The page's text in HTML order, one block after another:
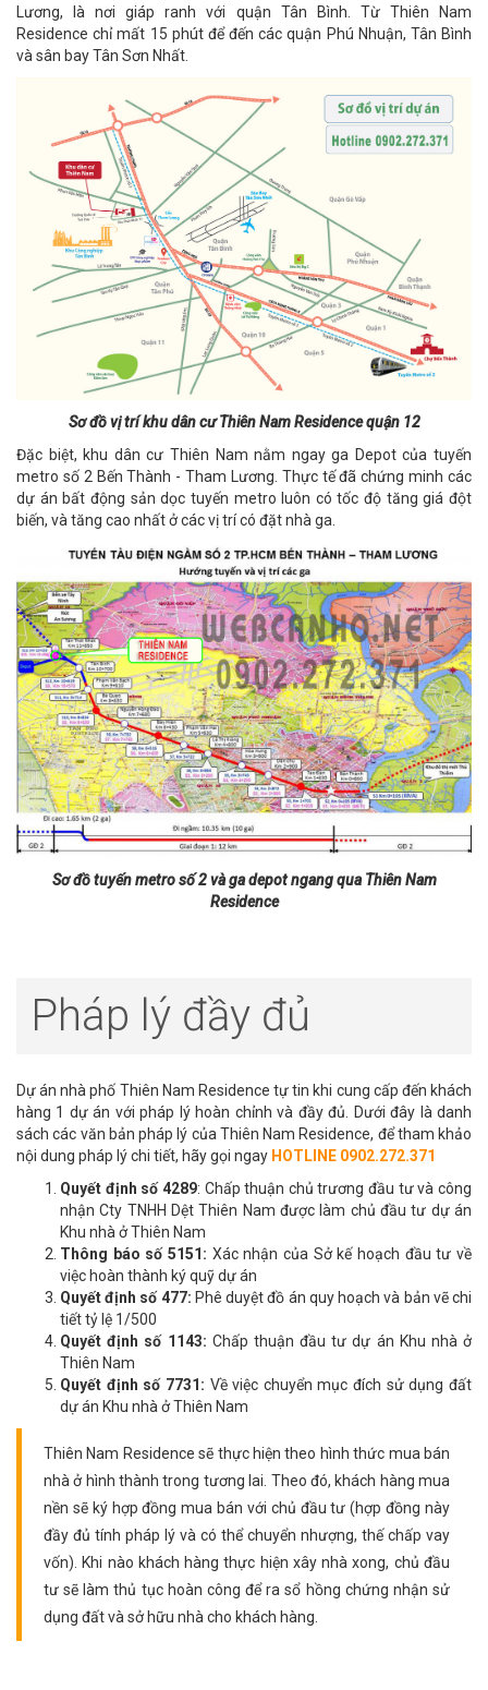
Lương, là nơi giáp ranh với quận Tân Bình. Từ Thiên Nam
Residence chỉ mất 15 phút để đến các quận Phú Nhuận, Tân Bình
và sân bay Tân Sơn Nhất.
Sơ đồ vị trí khu dân cư Thiên Nam Residence quận 12
Đặc biệt, khu dân cư Thiên Nam nằm ngay ga Depot của tuyến
metro số 2 Bến Thành - Tham Lương. Thực tế đã chứng minh các
dự án bất động sản dọc tuyến metro luôn có tốc độ tăng giá đột
biến, và tăng cao nhất ở các vị trí có đặt nhà ga.
Sơ đồ tuyến metro số 2 và ga depot ngang qua Thiên Nam
Residence
Pháp lý đầy đủ
Dự án nhà phố Thiên Nam Residence tự tin khi cung cấp đến khách
hàng 1 dự án với pháp lý hoàn chỉnh và đầy đủ. Dưới đây là danh
sách các văn bản pháp lý của Thiên Nam Residence, để tham khảo
nội dung pháp lý chi tiết, hãy gọi ngay HOTLINE 0902.272.371
Quyết định số 4289: Chấp thuận chủ trương đầu tư và công
nhận Cty TNHH Dệt Thiên Nam được làm chủ đầu tư dự án
Khu nhà ở Thiên Nam
Thông báo số 5151: Xác nhận của Sở kế hoạch đầu tư về
việc hoàn thành ký quỹ dự án
Quyết định số 477: Phê duyệt đồ án quy hoạch và bản vẽ chi
tiết tỷ lệ 1/500
Quyết định số 1143: Chấp thuận đầu tư dự án Khu nhà ở
Thiên Nam
Quyết định số 7731: Về việc chuyển mục đích sử dụng đất
dự án Khu nhà ở Thiên Nam
Thiên Nam Residence sẽ thực hiện theo hình thức mua bán
nhà ở hình thành trong tương lai. Theo đó, khách hàng mua
nền sẽ ký hợp đồng mua bán với chủ đầu tư (hợp đồng này
đầy đủ tính pháp lý và có thể chuyển nhượng, thế chấp vay
vốn). Khi nào khách hàng thực hiện xây nhà xong, chủ đầu
tư sẽ làm thủ tục hoàn công để ra sổ hồng chứng nhận sử
dụng đất và sở hữu nhà cho khách hàng.